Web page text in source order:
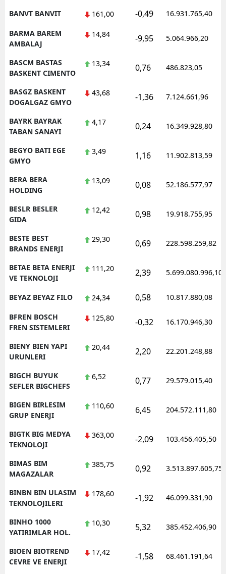
BANVT BANVIT 161,00 -0,49 16.931.765,40
BARMA BAREM
AMBALAJ
14,84 -9,95 5.064.966,20
BASCM BASTAS
BASKENT CIMENTO
13,34 0,76 486.823,05
BASGZ BASKENT
DOGALGAZ GMYO
43,68 -1,36 7.124.661,96
BAYRK BAYRAK
TABAN SANAYI
4,17 0,24 16.349.928,80
BEGYO BATI EGE
GMYO
3,49 1,16 11.902.813,59
BERA BERA
HOLDING
13,09 0,08 52.186.577,97
BESLR BESLER
GIDA
12,42 0,98 19.918.755,95
BESTE BEST
BRANDS ENERJI
29,30 0,69 228.598.259,82
BETAE BETA ENERJI
VE TEKNOLOJI
111,20 2,39 5.699.080.996,10
BEYAZ BEYAZ FILO 24,34 0,58 10.817.880,08
BFREN BOSCH
FREN SISTEMLERI
125,80 -0,32 16.170.946,30
BIENY BIEN YAPI
URUNLERI
20,44 2,20 22.201.248,88
BIGCH BUYUK
SEFLER BIGCHEFS
6,52 0,77 29.579.015,40
BIGEN BIRLESIM
GRUP ENERJI
110,60 6,45 204.572.111,80
BIGTK BIG MEDYA
TEKNOLOJI
363,00 -2,09 103.456.405,50
BIMAS BIM
MAGAZALAR
385,75 0,92 3.513.897.605,75
BINBN BIN ULASIM
TEKNOLOJILERI
178,60 -1,92 46.099.331,90
BINHO 1000
YATIRIMLAR HOL.
10,30 5,32 385.452.406,90
BIOEN BIOTREND
CEVRE VE ENERJI
17,42 -1,58 68.461.191,64